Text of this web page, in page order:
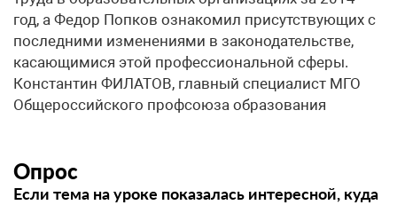
год, а Федор Попков ознакомил присутствующих с
последними изменениями в законодательстве,
касающимися этой профессиональной сферы.
Константин ФИЛАТОВ, главный специалист МГО
Общероссийского профсоюза образования
Опрос
Если тема на уроке показалась интересной, куда